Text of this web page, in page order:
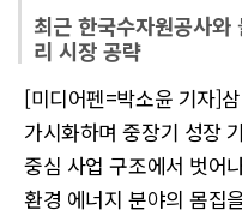
최근 한국수자원공사
리 시장 공략
[미디어펜=박소윤 기자]
가시화하며 중장기 성장
중심 사업 구조에서 벗어
환경 에너지 분야의 몸집